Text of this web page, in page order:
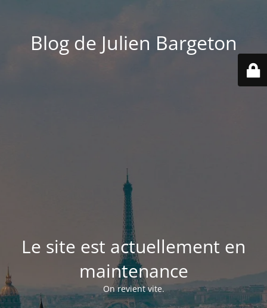
Blog de Julien Bargeton
Le site est actuellement en
maintenance
On revient vite.